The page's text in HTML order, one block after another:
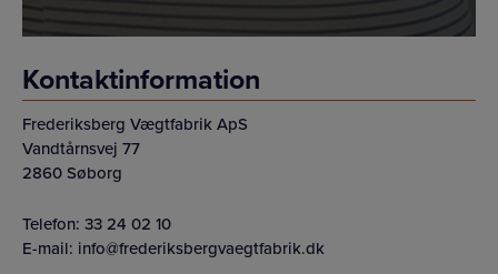
Kontaktinformation
Frederiksberg Vægtfabrik ApS
Vandtårnsvej 77
2860 Søborg
Telefon: 33 24 02 10
E-mail: info@frederiksbergvaegtfabrik.dk